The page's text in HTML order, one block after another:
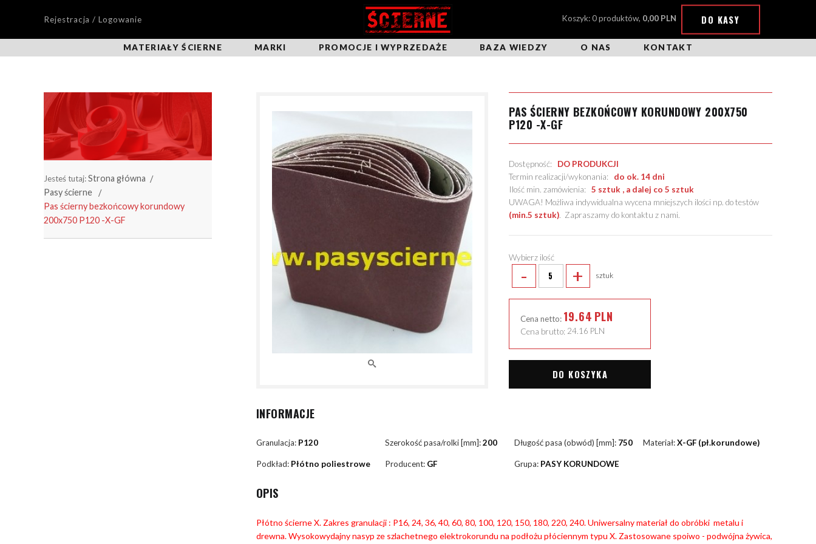
Rejestracja / Logowanie Koszyk: 0 produktów, 0,00 PLN DO KASY
MATERIAŁY ŚCIERNE MARKI PROMOCJE I WYPRZEDAŻE BAZA WIEDZY O NAS KONTAKT
Jesteś tutaj:Strona główna
Pasy ścierne
Pas ścierny bezkońcowy korundowy
200x750 P120 -X-GF
PAS ŚCIERNY BEZKOŃCOWY KORUNDOWY 200X750
P120 -X-GF
Dostępność: DO PRODUKCJI
Termin realizacji/wykonania: do ok. 14 dni
Ilość min. zamówienia:5 sztuk , a dalej co 5 sztuk
UWAGA! Możliwa indywidualna wycena mniejszych ilości np. do testów
(min.5 sztuk). Zapraszamy do kontaktu z nami.
Wybierz ilość
- + sztuk
Cena netto: 19.64 PLN
Cena brutto: 24.16 PLN
DO KOSZYKA
INFORMACJE
Granulacja: P120 Szerokość pasa/rolki [mm]:200 Długość pasa (obwód) [mm]: 750 Materiał:X-GF (pł.korundowe)
Podkład: Płótno poliestrowe Producent: GF Grupa: PASY KORUNDOWE
OPIS
Płótno ścierne X. Zakres granulacji : P16, 24, 36, 40, 60, 80, 100, 120, 150, 180, 220, 240. Uniwersalny materiał do obróbki metalu i
drewna. Wysokowydajny nasyp ze szlachetnego elektrokorundu na podłożu płóciennym typu X. Zastosowane spoiwo - podwójna żywica,